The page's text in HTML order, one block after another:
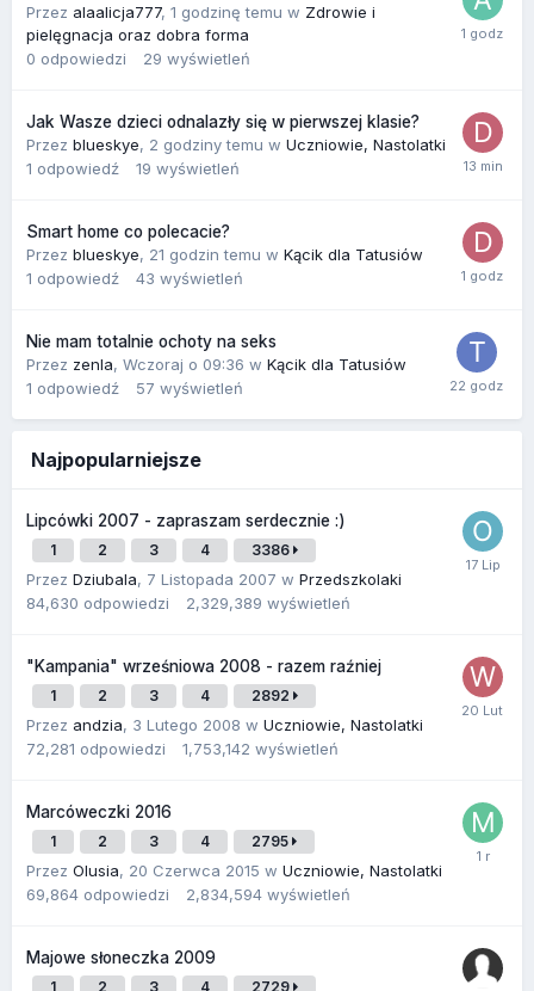
Przez alaalicja777, 1 godzinę temu w Zdrowie i
pielęgnacja oraz dobra forma
0 odpowiedzi 29 wyświetleń
Jak Wasze dzieci odnalazły się w pierwszej klasie?
Przez blueskye, 2 godziny temu w Uczniowie, Nastolatki
1 odpowiedź 19 wyświetleń
Smart home co polecacie?
Przez blueskye, 21 godzin temu w Kącik dla Tatusiów
1 odpowiedź 43 wyświetleń
Nie mam totalnie ochoty na seks
Przez zenla, Wczoraj o 09:36 w Kącik dla Tatusiów
1 odpowiedź 57 wyświetleń
Najpopularniejsze
Lipcówki 2007 - zapraszam serdecznie :)
1 2 3 4 3386
Przez Dziubala, 7 Listopada 2007 w Przedszkolaki
84,630 odpowiedzi 2,329,389 wyświetleń
"Kampania" wrześniowa 2008 - razem raźniej
1 2 3 4 2892
Przez andzia, 3 Lutego 2008 w Uczniowie, Nastolatki
72,281 odpowiedzi 1,753,142 wyświetleń
Marcóweczki 2016
1 2 3 4 2795
Przez Olusia, 20 Czerwca 2015 w Uczniowie, Nastolatki
69,864 odpowiedzi 2,834,594 wyświetleń
Majowe słoneczka 2009
1 2 3 4 2729